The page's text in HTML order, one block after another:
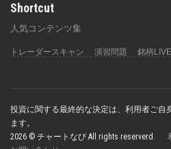
Shortcut
人気コンテンツ集
トレーダースキャン 演習問題 銘柄LIVE
投資に関する最終的な決定は、利用者ご自
ます。
2026 © チャートなび All rights reserverd.